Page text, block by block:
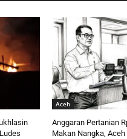
Aceh
Anggaran Pertanian
Makan Nangka,